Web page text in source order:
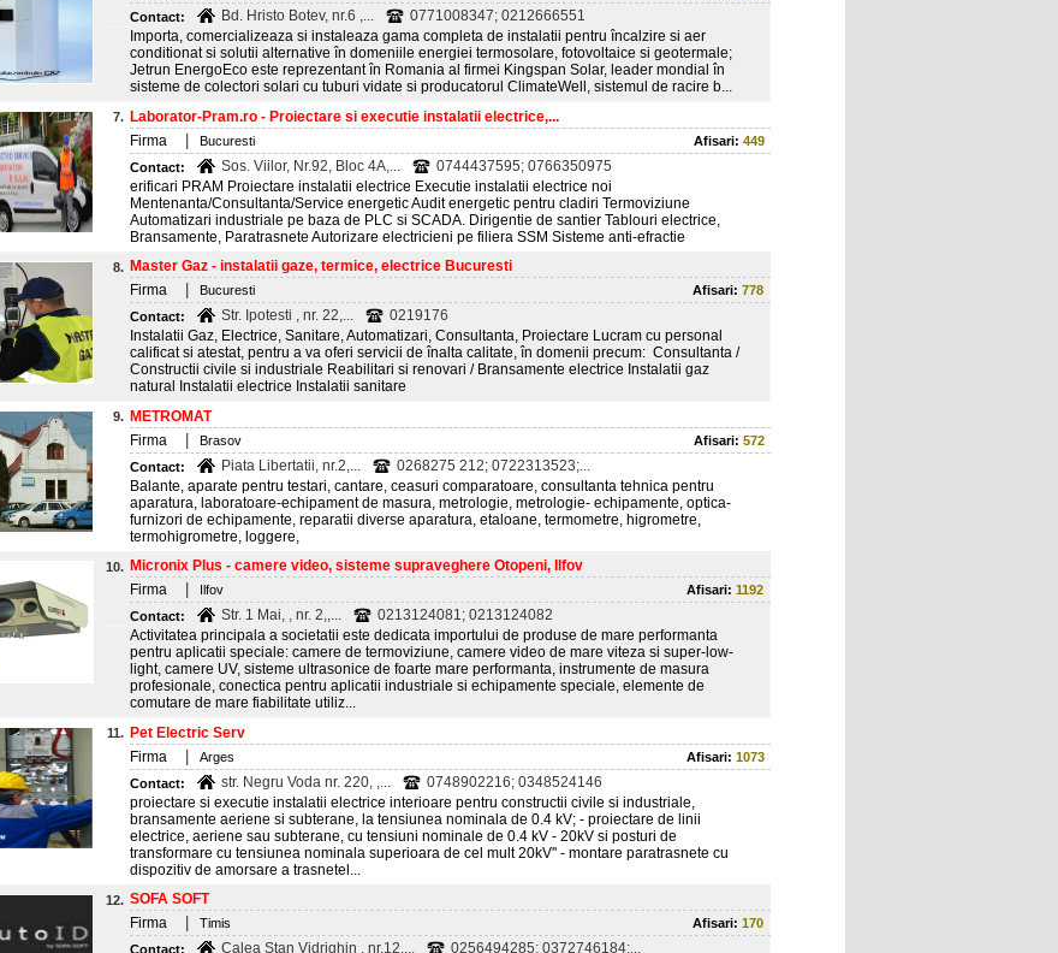
Contact:
Bd. Hristo Botev, nr.6 ,...
0771008347; 0212666551
Importa, comercializeaza si instaleaza gama completa de instalatii pentru încalzire si aer
conditionat si solutii alternative în domeniile energiei termosolare, fotovoltaice si geotermale;
Jetrun EnergoEco este reprezentant în Romania al firmei Kingspan Solar, leader mondial în
sisteme de colectori solari cu tuburi vidate si producatorul ClimateWell, sistemul de racire b...
7. Laborator-Pram.ro - Proiectare si executie instalatii electrice,...
Firma
Bucuresti Afisari: 449
Contact:
Sos. Viilor, Nr.92, Bloc 4A,...
0744437595; 0766350975
erificari PRAM Proiectare instalatii electrice Executie instalatii electrice noi
Mentenanta/Consultanta/Service energetic Audit energetic pentru cladiri Termoviziune
Automatizari industriale pe baza de PLC si SCADA. Dirigentie de santier Tablouri electrice,
Bransamente, Paratrasnete Autorizare electricieni pe filiera SSM Sisteme anti-efractie
8. Master Gaz - instalatii gaze, termice, electrice Bucuresti
Firma
Bucuresti Afisari: 778
Contact:
Str. Ipotesti , nr. 22,...
0219176
Instalatii Gaz, Electrice, Sanitare, Automatizari, Consultanta, Proiectare Lucram cu personal
calificat si atestat, pentru a va oferi servicii de înalta calitate, în domenii precum: Consultanta /
Constructii civile si industriale Reabilitari si renovari / Bransamente electrice Instalatii gaz
natural Instalatii electrice Instalatii sanitare
9. METROMAT
Firma
Brasov Afisari: 572
Contact:
Piata Libertatii, nr.2,...
0268275 212; 0722313523;...
Balante, aparate pentru testari, cantare, ceasuri comparatoare, consultanta tehnica pentru
aparatura, laboratoare-echipament de masura, metrologie, metrologie- echipamente, optica-
furnizori de echipamente, reparatii diverse aparatura, etaloane, termometre, higrometre,
termohigrometre, loggere,
10. Micronix Plus - camere video, sisteme supraveghere Otopeni, Ilfov
Firma
Ilfov Afisari: 1192
Contact:
Str. 1 Mai, , nr. 2,,...
0213124081; 0213124082
Activitatea principala a societatii este dedicata importului de produse de mare performanta
pentru aplicatii speciale: camere de termoviziune, camere video de mare viteza si super-low-
light, camere UV, sisteme ultrasonice de foarte mare performanta, instrumente de masura
profesionale, conectica pentru aplicatii industriale si echipamente speciale, elemente de
comutare de mare fiabilitate utiliz...
11. Pet Electric Serv
Firma
Arges Afisari: 1073
Contact:
str. Negru Voda nr. 220, ,...
0748902216; 0348524146
proiectare si executie instalatii electrice interioare pentru constructii civile si industriale,
bransamente aeriene si subterane, la tensiunea nominala de 0.4 kV; - proiectare de linii
electrice, aeriene sau subterane, cu tensiuni nominale de 0.4 kV - 20kV si posturi de
transformare cu tensiunea nominala superioara de cel mult 20kV'' - montare paratrasnete cu
dispozitiv de amorsare a trasnetel...
12. SOFA SOFT
Firma
Timis Afisari: 170
Contact:
Calea Stan Vidrighin , nr.12,...
0256494285; 0372746184;...